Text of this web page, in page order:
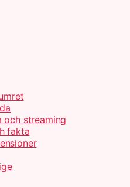
och streaming
fakta